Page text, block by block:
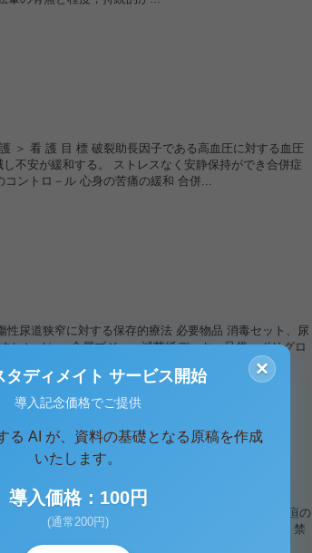
＞ 看 護 目 標 破裂助長因子である高血圧に対する血圧
不安が緩和する。 ストレスなく安静保持ができ合併症
ントロ－ル 心身の苦痛の緩和 合併...
尿道狭窄に対する保存的療法 必要物品 消毒セット、尿
レンメ）、金属ブジー、滅菌紙デッキ、足袋、ポリグロ
し、内診台上で仰臥位をとってもら...
）
内視鏡的にドレナージチューブを挿入し、閉塞性黄疸の
在する狭窄により、閉塞性黄疸をきたしている患者 禁
性増悪期 胆道感染症 予測される危...
×
タディメイト サービス開始
導入記念価格でご提供
る AI が、資料の基礎となる原稿を作成
いたします。
導入価格：100円
(通常200円)